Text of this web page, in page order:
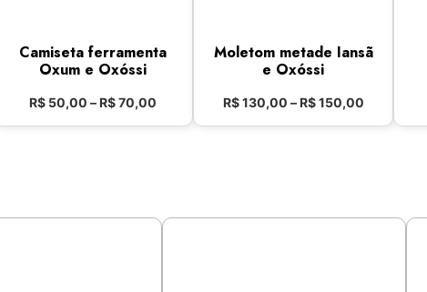
Camiseta ferramenta
Oxum e Oxóssi
R$ 50,00 –R$70,00
Moletom metade Iansã
e Oxóssi
R$130,00 – R$150,00